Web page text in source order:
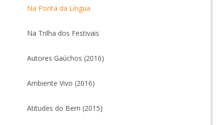
Na Ponta da Língua
Na Trilha dos Festivais
Autores Gaúchos (2016)
Ambiente Vivo (2016)
Atitudes do Bem (2015)